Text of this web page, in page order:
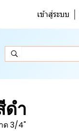
เข้าสู่ระบบ
ดำ
ด 3/4"